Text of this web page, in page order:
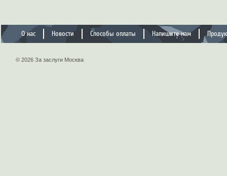
О нас Новости Способы оплаты Напишите нам
© 2026 За заслуги Москва